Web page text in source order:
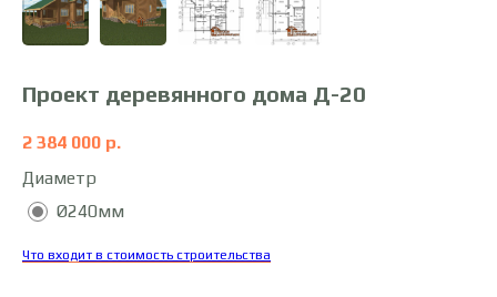
Проект деревянного дома Д-20
2 384 000 р.
Диаметр
Ø240мм
Что входит в стоимость строительства